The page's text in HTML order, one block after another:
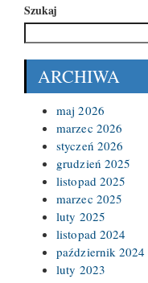
Szukaj
ARCHIWA
maj 2026
marzec 2026
styczeń 2026
grudzień 2025
listopad 2025
marzec 2025
luty 2025
listopad 2024
październik 2024
luty 2023